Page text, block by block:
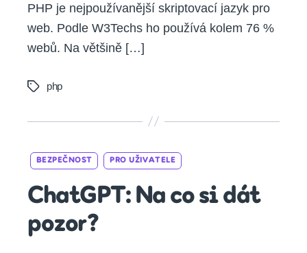
PHP je nejpoužívanější skriptovací jazyk pro
web. Podle W3Techs ho používá kolem 76 %
webů. Na většině […]
Tags php
Categories
BEZPEČNOST PRO UŽIVATELE
ChatGPT: Na co si dát
pozor?